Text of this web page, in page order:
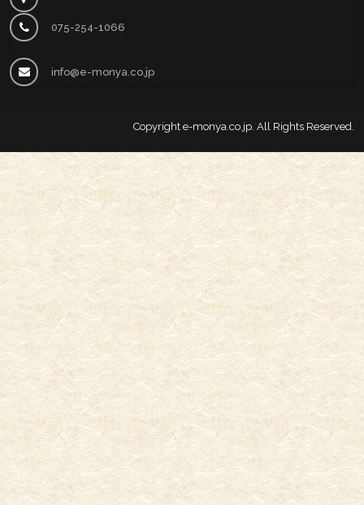
075-254-1066
info@e-monya.co.jp
Copyright e-monya.co.jp. All Rights Reserved.